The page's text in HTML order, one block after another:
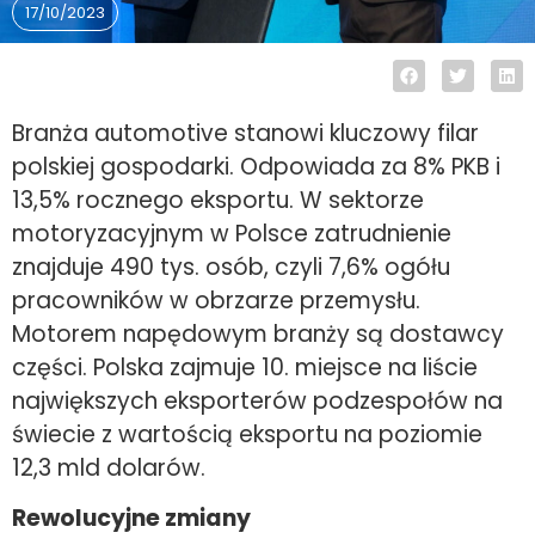
17/10/2023
Branża automotive stanowi kluczowy filar
polskiej gospodarki. Odpowiada za 8% PKB i
13,5% rocznego eksportu. W sektorze
motoryzacyjnym w Polsce zatrudnienie
znajduje 490 tys. osób, czyli 7,6% ogółu
pracowników w obrzarze przemysłu.
Motorem napędowym branży są dostawcy
części. Polska zajmuje 10. miejsce na liście
największych eksporterów podzespołów na
świecie z wartością eksportu na poziomie
12,3 mld dolarów.
Rewolucyjne zmiany